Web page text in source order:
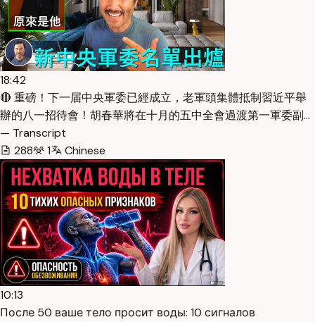
18:42
🔴 重磅！下一届中央軍委已經成立，老軍頭集體抵制習近平舉
辦的八一招待會！胡春華將在十月的五中全會過渡第一軍委副…
— Transcript
288
1 Chinese
10:13
После 50 ваше тело просит воды: 10 сигналов